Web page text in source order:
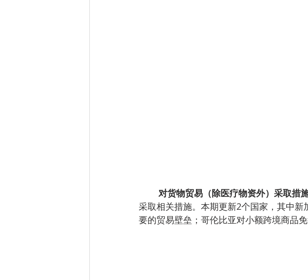
对货物贸易（除医疗物资外）采取措
采取相关措施。本期更新2个国家，其中
要的贸易壁垒；哥伦比亚对小额跨境商品